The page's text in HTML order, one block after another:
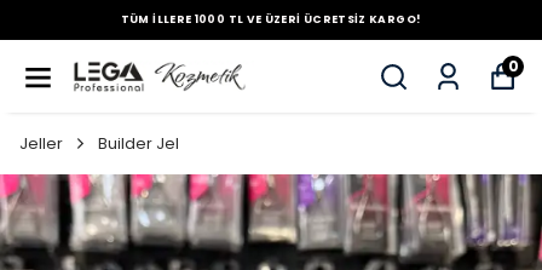
TÜM İLLERE 1000 TL VE ÜZERİ ÜCRETSİZ KARGO!
0
Jeller Builder Jel